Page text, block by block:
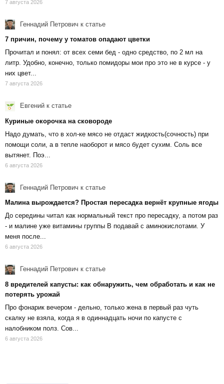
7 августа 2026
Геннадий Петрович к статье
7 причин, почему у томатов опадают цветки
Прочитал и понял: от всех семи бед - одно средство, по 2 мл на
литр. Удобно, конечно, только помидоры мои про это не в курсе - у
них цвет...
7 августа 2026
Евгений к статье
Куриные окорочка на сковороде
Надо думать, что в хол-ке мясо не отдаст жидкость(сочность) при
помощи соли, а в тепле наоборот и мясо будет сухим. Соль все
вытянет. Поэ...
6 августа 2026
Геннадий Петрович к статье
Малина вырождается? Простая пересадка вернёт крупные ягоды
До середины читал как нормальный текст про пересадку, а потом раз
- и малине уже витамины группы В подавай с аминокислотами. У
меня после...
6 августа 2026
Геннадий Петрович к статье
8 вредителей капусты: как обнаружить, чем обработать и как не
потерять урожай
Про фонарик вечером - дельно, только жена в первый раз чуть
скалку не взяла, когда я в одиннадцать ночи по капусте с
налобником полз. Сов...
6 августа 2026